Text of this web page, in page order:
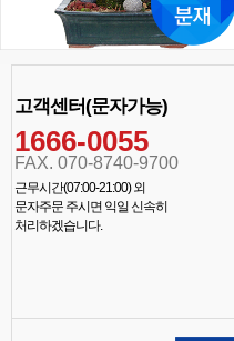
고객센터(문자가능)
1666-0055
FAX. 070-8740-9700
근무시간(07:00-21:00) 외
문자주문 주시면 익일 신속히
처리하겠습니다.